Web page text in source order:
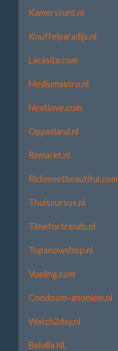
Kamerstunt.nl
Knuffelparadijs.nl
Lacasita.com
Mediumastro.nl
Nextlove.com
Oppasland.nl
Remarkt.nl
Richmeetbeautiful.com
Thuiscursus.nl
Timefortrends.nl
Topsnowshop.nl
Vueling.com
Condoom-anoniem.nl
Watch2day.nl
Belvilla NL